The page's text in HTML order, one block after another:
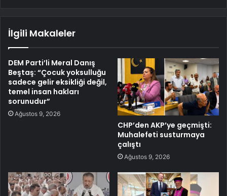
İlgili Makaleler
DEM Parti’li Meral Danış
Beştaş: “Çocuk yoksulluğu
sadece gelir eksikliği değil,
temel insan hakları
sorunudur”
Ağustos 9, 2026
CHP’den AKP’ye geçmişti:
Muhalefeti susturmaya
çalıştı
Ağustos 9, 2026